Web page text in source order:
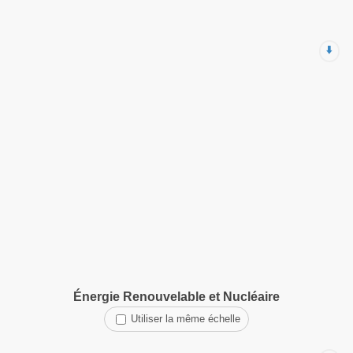
⬇️
Énergie Renouvelable et Nucléaire
Utiliser la même échelle